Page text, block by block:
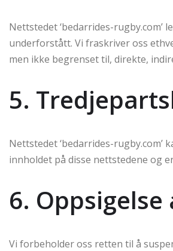
Nettstedet ‘bedarrides-
underforstått. Vi fraskriver oss
men ikke begrenset til, direkte,
5.
Nettstedet ‘bedarrides-
innholdet på disse nettstedene og
6.
Vi forbeholder oss retten til å